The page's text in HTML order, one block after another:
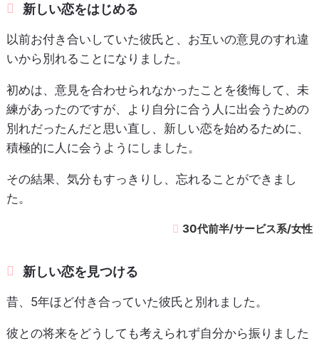
新しい恋をはじめる
以前お付き合いしていた彼氏と、お互いの意見のすれ違
いから別れることになりました。
初めは、意見を合わせられなかったことを後悔して、未
練があったのですが、より自分に合う人に出会うための
別れだったんだと思い直し、新しい恋を始めるために、
積極的に人に会うようにしました。
その結果、気分もすっきりし、忘れることができまし
た。
30代前半/サービス系/女性
新しい恋を見つける
昔、5年ほど付き合っていた彼氏と別れました。
彼との将来をどうしても考えられず自分から振りました